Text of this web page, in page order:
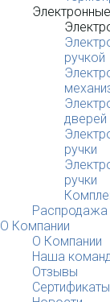
ручкой
дверей
ручки
ручки
Распродажа
О Компании
О Компании
Наша
Отзывы
Сертификаты